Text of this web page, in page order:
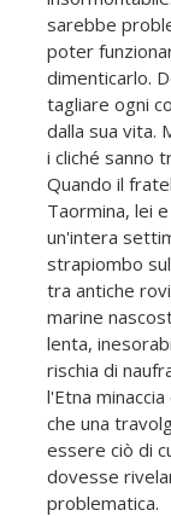
sarebbe
poter
dimenticarlo.
tagliare ogni
dalla sua vita.
i cliché sanno
Quando il
Taormina, lei
un'intera
strapiombo
tra antiche
marine
lenta,
rischia di
l'Etna
che una
essere ciò di
dovesse
problematica.